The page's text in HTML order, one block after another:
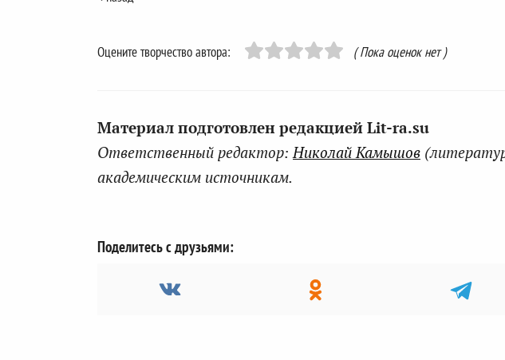
Оцените творчество автора: ( Пока оценок нет )
Материал подготовлен редакцией Lit-ra.su
Ответственный редактор:Николай Камышов
академическим источникам.
Поделитесь с друзьями: